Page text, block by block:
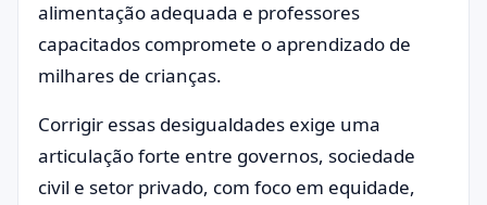
alimentação adequada e professores
capacitados compromete o aprendizado de
milhares de crianças.
Corrigir essas desigualdades exige uma
articulação forte entre governos, sociedade
civil e setor privado, com foco em equidade,